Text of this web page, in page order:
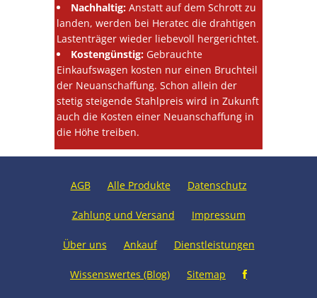
Nachhaltig: Anstatt auf dem Schrott zu
landen, werden bei Heratec die drahtigen
Lastenträger wieder liebevoll hergerichtet.
Kostengünstig: Gebrauchte
Einkaufswagen kosten nur einen Bruchteil
der Neuanschaffung. Schon allein der
stetig steigende Stahlpreis wird in Zukunft
auch die Kosten einer Neuanschaffung in
die Höhe treiben.
AGB Alle Produkte Datenschutz
Zahlung und Versand Impressum
Über uns Ankauf Dienstleistungen
Wissenswertes (Blog) Sitemap